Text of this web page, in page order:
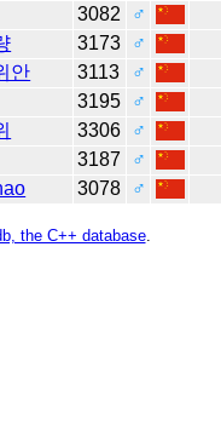
3082
♂
3173
♂
안 3113
♂
3195
♂
3306
♂
3187
♂
3078 ♂
the C++ database.